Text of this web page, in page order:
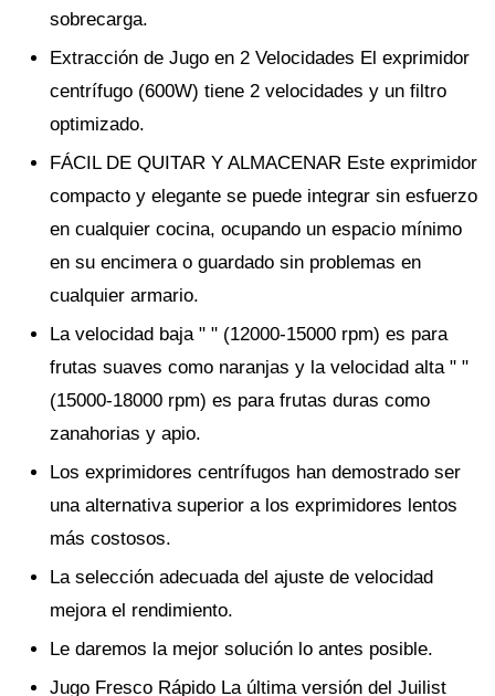
sobrecarga.
Extracción de Jugo en 2 Velocidades El exprimidor
centrífugo (600W) tiene 2 velocidades y un filtro
optimizado.
FÁCIL DE QUITAR Y ALMACENAR Este exprimidor
compacto y elegante se puede integrar sin esfuerzo
en cualquier cocina, ocupando un espacio mínimo
en su encimera o guardado sin problemas en
cualquier armario.
La velocidad baja " " (12000-15000 rpm) es para
frutas suaves como naranjas y la velocidad alta " "
(15000-18000 rpm) es para frutas duras como
zanahorias y apio.
Los exprimidores centrífugos han demostrado ser
una alternativa superior a los exprimidores lentos
más costosos.
La selección adecuada del ajuste de velocidad
mejora el rendimiento.
Le daremos la mejor solución lo antes posible.
Jugo Fresco Rápido La última versión del Juilist